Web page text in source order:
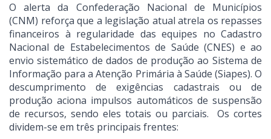
O alerta da Confederação Nacional de Municípios
(CNM) reforça que a legislação atual atrela os repasses
financeiros à regularidade das equipes no Cadastro
Nacional de Estabelecimentos de Saúde (CNES) e ao
envio sistemático de dados de produção ao Sistema de
Informação para a Atenção Primária à Saúde (Siapes). O
descumprimento de exigências cadastrais ou de
produção aciona impulsos automáticos de suspensão
de recursos, sendo eles totais ou parciais. Os cortes
dividem-se em três principais frentes: